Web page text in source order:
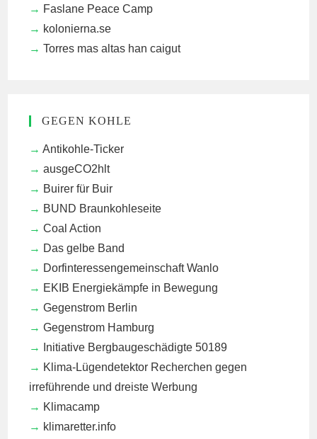
Faslane Peace Camp
kolonierna.se
Torres mas altas han caigut
GEGEN KOHLE
Antikohle-Ticker
ausgeCO2hlt
Buirer für Buir
BUND Braunkohleseite
Coal Action
Das gelbe Band
Dorfinteressengemeinschaft Wanlo
EKIB Energiekämpfe in Bewegung
Gegenstrom Berlin
Gegenstrom Hamburg
Initiative Bergbaugeschädigte 50189
Klima-Lügendetektor Recherchen gegen
irreführende und dreiste Werbung
Klimacamp
klimaretter.info